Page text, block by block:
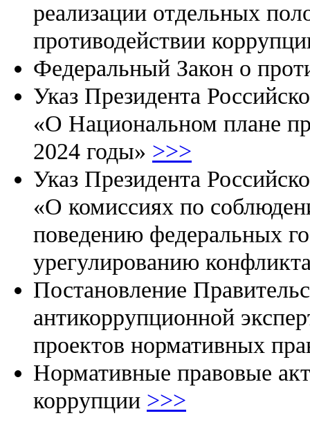
реализации отдельных
противодействии
Федеральный Закон о
Указ Президента
«О Национальном плане
2024 годы» >>>
Указ Президента
«О комиссиях по
поведению федеральных
урегулированию
Постановление
антикоррупционной
проектов нормативных
Нормативные правовые
коррупции >>>